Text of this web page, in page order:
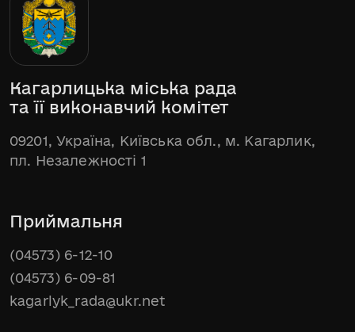
Кагарлицька міська рада
та її виконавчий комітет
09201, Україна, Київська обл., м. Кагарлик,
пл. Незалежності 1
Приймальня
(04573) 6-12-10
(04573) 6-09-81
kagarlyk_rada@ukr.net